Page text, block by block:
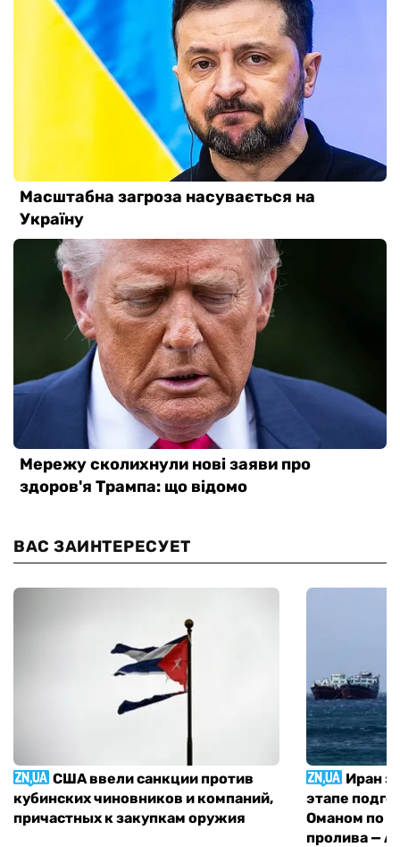
ВАС ЗАИНТЕРЕСУЕТ
США ввели санкции против
кубинских чиновников и компаний,
причастных к закупкам оружия
Иран
этапе
Оманом по
пролива —